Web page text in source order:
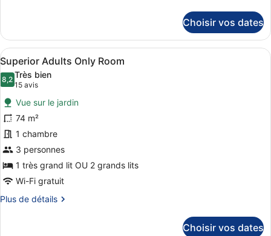
le
type
de
chambre
Superior
Standard
Choisir vos dates
Afficher
toutes
les
photos
pour
ce
type
de
chambre :
Superior
Adults
Only
Une chambre d’hôtel moderne,
6
Superior Adults Only Room
8,28,2 sur 10
Très bien
15 avis
(15 avis)
Vue sur le jardin
74 m²
1 chambre
3 personnes
1 très grand lit OU 2 grands lits
Wi-Fi gratuit
Plus de détails
Plus
Choisir vos dates